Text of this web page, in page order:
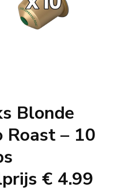
Blonde
Roast – 10
€ 4.99